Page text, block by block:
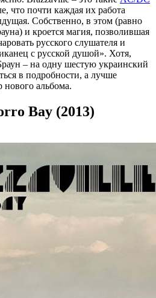
что почти каждая их работа
Собственно, в этом (равно
и кроется магия, позволившая
русского слушателя и
с русской душой». Хотя,
– на одну шестую украинский
в подробности, а лучше
альбома.
Bay (2013)